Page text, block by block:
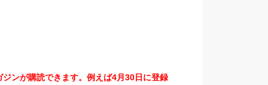
ンが購読できます。例えば4月30日に登録